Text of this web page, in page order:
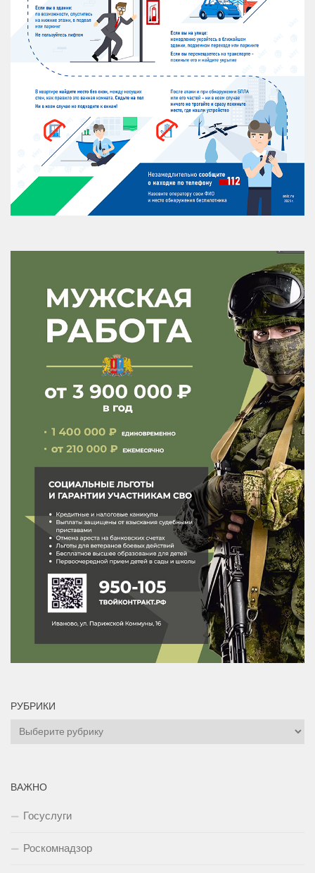
РУБРИКИ
Рубрики
ВАЖНО
Госуслуги
Роскомнадзор